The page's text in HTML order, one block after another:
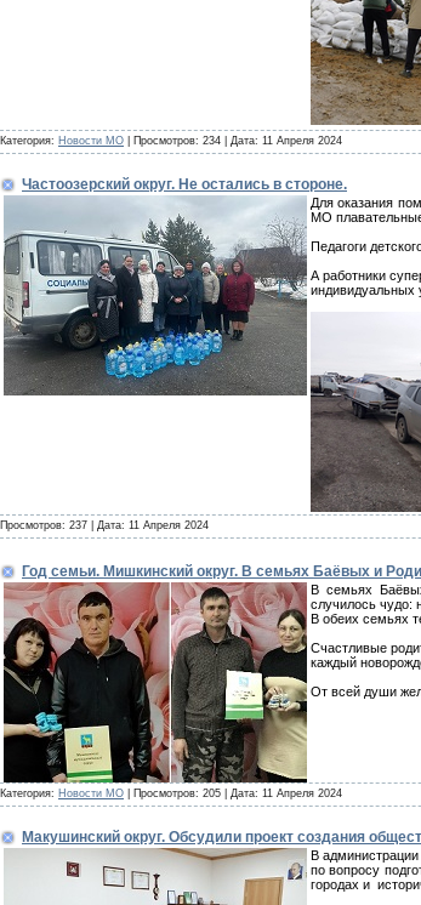
Категория: Новости МО | Просмотров: 234 | Дата: 11 Апреля 2024
Частоозерский округ. Не остались в стороне.
Для оказания
МО
Педагоги
А работники
индивидуальных
Просмотров: 237 | Дата: 11 Апреля 2024
Год семьи. Мишкинский округ. В семьях Баёвых и
В семьях
случилось чудо:
В обеих семьях
Счастливые
каждый
От всей души
Категория: Новости МО | Просмотров: 205 | Дата: 11 Апреля 2024
Макушинский округ. Обсудили проект создания
В администрации
по вопросу
городах и